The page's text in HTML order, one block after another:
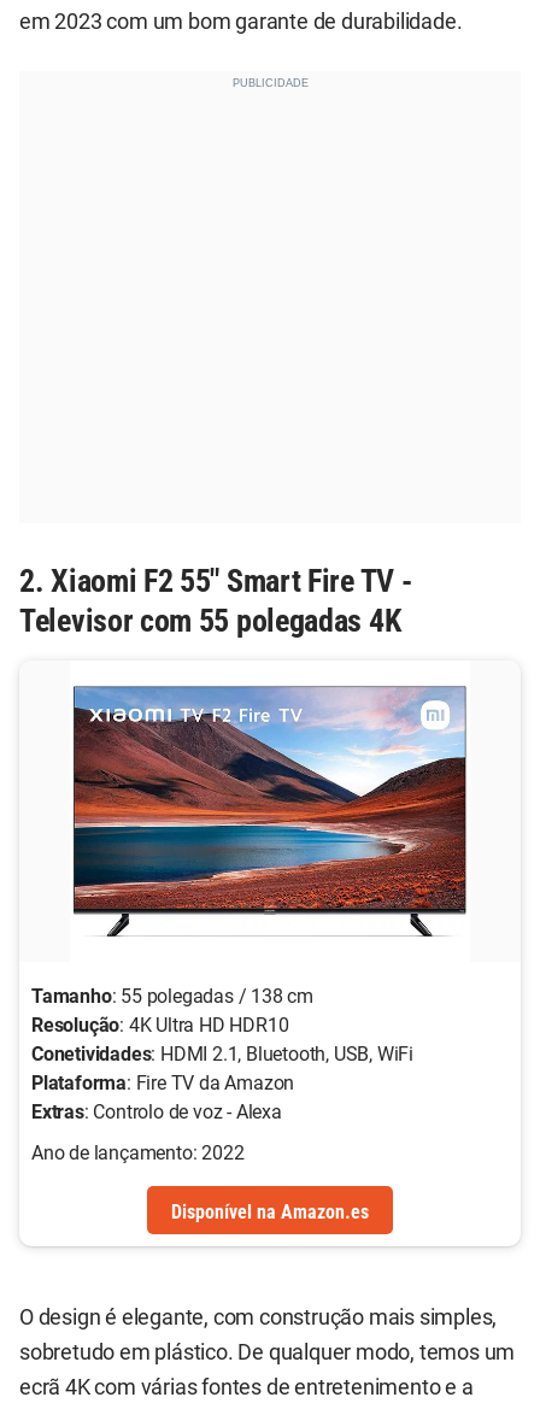
em 2023 com um bom garante de durabilidade.
2. Xiaomi F2 55" Smart Fire TV -
Televisor com 55 polegadas 4K
Tamanho: 55 polegadas / 138 cm
Resolução: 4K Ultra HD HDR10
Conetividades: HDMI 2.1, Bluetooth, USB, WiFi
Plataforma: Fire TV da Amazon
Extras: Controlo de voz - Alexa
Ano de lançamento: 2022
Disponível na Amazon.es
O design é elegante, com construção mais simples,
sobretudo em plástico. De qualquer modo, temos um
ecrã 4K com várias fontes de entretenimento e a